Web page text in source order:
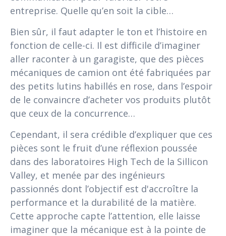
entreprise. Quelle qu’en soit la cible…
Bien sûr, il faut adapter le ton et l’histoire en
fonction de celle-ci. Il est difficile d’imaginer
aller raconter à un garagiste, que des pièces
mécaniques de camion ont été fabriquées par
des petits lutins habillés en rose, dans l’espoir
de le convaincre d’acheter vos produits plutôt
que ceux de la concurrence…
Cependant, il sera crédible d’expliquer que ces
pièces sont le fruit d’une réflexion poussée
dans des laboratoires High Tech de la Sillicon
Valley, et menée par des ingénieurs
passionnés dont l’objectif est d'accroître la
performance et la durabilité de la matière.
Cette approche capte l’attention, elle laisse
imaginer que la mécanique est à la pointe de